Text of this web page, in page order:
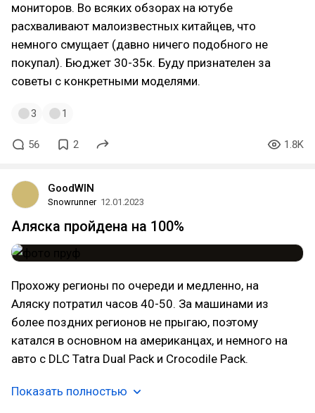
мониторов. Во всяких обзорах на ютубе
расхваливают малоизвестных китайцев, что
немного смущает (давно ничего подобного не
покупал). Бюджет 30-35к. Буду признателен за
советы с конкретными моделями.
3 1
56 2 1.8K
GoodWIN
Snowrunner 12.01.2023
Аляска пройдена на 100%
Прохожу регионы по очереди и медленно, на
Аляску потратил часов 40-50. За машинами из
более поздних регионов не прыгаю, поэтому
катался в основном на американцах, и немного на
авто с DLC Tatra Dual Pack и Crocodile Pack.
Показать полностью